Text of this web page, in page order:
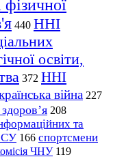
440 ННІ
освіти,
372 ННІ
війна 227
208
та
166 спортсмени
ЧНУ 119